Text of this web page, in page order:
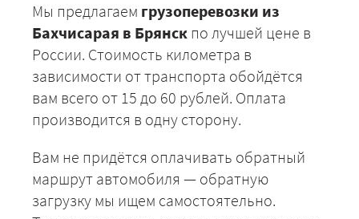
Мы предлагаем грузоперевозки из
Бахчисарая в Брянск по лучшей цене в
России. Стоимость километра в
зависимости от транспорта обойдётся
вам всего от 15 до 60 рублей. Оплата
производится в одну сторону.
Вам не придётся оплачивать обратный
маршрут автомобиля — обратную
загрузку мы ищем самостоятельно.